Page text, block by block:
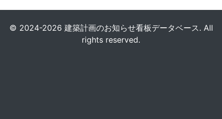
© 2024-2026 建築計画のお知らせ看板データベース. All
rights reserved.